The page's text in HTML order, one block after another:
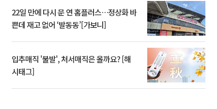
22일 만에 다시 문 연 홈플러스…정상화 바
쁜데 재고 없어 ‘발동동’[가보니]
입추매직 '불발', 처서매직은 올까요? [해
시태그]